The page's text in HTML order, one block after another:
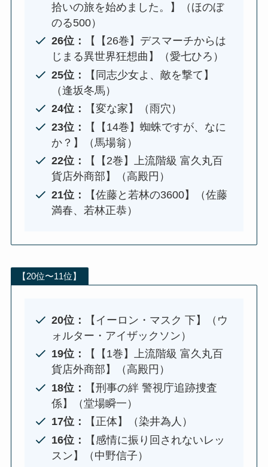
拾いの旅を始めました。】（ほのぼ
のる500）
26位：
【【26巻】デスマーチからは
じまる異世界狂想曲】（愛七ひろ）
25位：
【同志少女よ、敵を撃て】
（逢坂冬馬）
24位：
【変な家】（雨穴）
23位：
【【14巻】蜘蛛ですが、なに
か？】（馬場翁）
22位：
【【2巻】上流階級 富久丸百
貨店外商部】（高殿円）
21位：
【佐藤と若林の3600】（佐藤
満春、若林正恭）
【20位〜11位】
20位：
【イーロン・マスク 下】（ウ
ォルター・アイザックソン）
19位：
【【1巻】上流階級 富久丸百
貨店外商部】（高殿円）
18位：
【刑事の絆 警視庁追跡捜査
係】（堂場瞬一）
17位：
【正体】（染井為人）
16位：
【感情に振り回されないレッ
スン】（中野信子）